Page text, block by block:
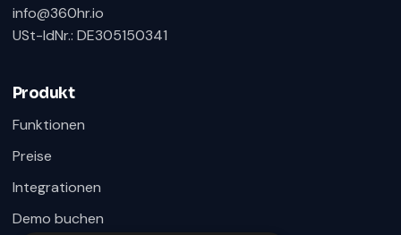
info@360hr.io
USt-IdNr.: DE305150341
Produkt
Funktionen
Preise
Integrationen
Demo buchen
360HR Chat